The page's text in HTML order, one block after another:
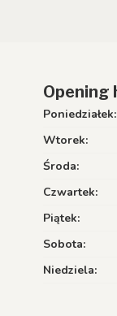
Opening
Poniedziałek:
Wtorek:
Środa:
Czwartek:
Piątek:
Sobota:
Niedziela: